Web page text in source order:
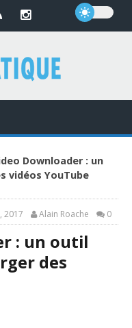
Downloader : un
vidéos YouTube
2017 Alain Roache 0
: un outil
des